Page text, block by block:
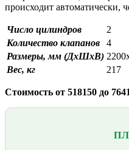
происходит автоматически,
Число цилиндров
2
Количество клапанов
4
Размеры, мм (ДхШхВ)
Вес, кг
217
Стоимость от 518150 до